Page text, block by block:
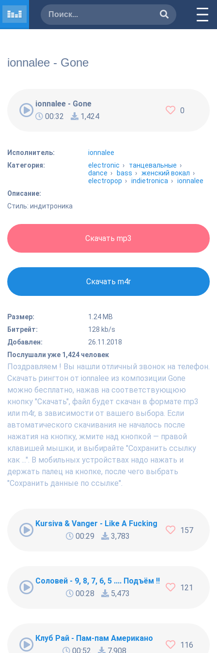
ionnalee - Gone
ionnalee - Gone
00:32
1,424
0
Исполнитель:
ionnalee
Категория:
electronic › танцевальные ›
dance › bass ›женский вокал ›
electropop ›indietronica ›ionnalee
Описание:
Стиль: индитроника
Скачать mp3
Скачать m4r
Размер:
1.24 MB
Битрейт:
128 kb/s
Добавлен:
26.11.2018
Послушали уже 1,424 человек
Поздравляем ! Вы нашли отличный звонок на телефон.
Скачать рингтон от ionnalee из композиции Gone
можно бесплатно, нажав на соответствующюю
кнопку "Скачать", файл будет скачан в формате mp3
или m4r, в зависимости от вашего выбора. Если
автоматического скачивания не началось после
нажатия на кнопку, жмите над кнопкой — правой
клавишей мышки, и выбирайте "Сохранить ссылку
как ...". В мобильных устройствах надо нажать и
держать палец на кнопке, после чего выбрать
"Сохранить данные по ссылке".
Kursiva & Vanger - Like A Fucking Newbie
00:29
3,783
157
Соловей - 9, 8, 7, 6, 5 .... Подъём !!!
00:28
5,473
121
Клуб Рай - Пам-пам Американо
00:52
7,908
116